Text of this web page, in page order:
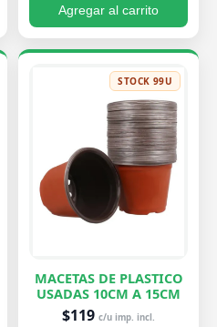
Agregar al carrito
STOCK 99U
MACETAS DE PLASTICO
USADAS 10CM A 15CM
$119 c/u imp. incl.